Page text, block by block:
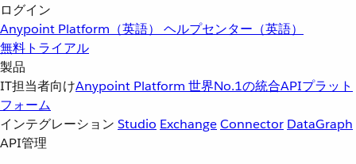
ログイン
Anypoint Platform（英語） ヘルプセンター（英語）
無料トライアル
製品
IT担当者向けAnypoint Platform 世界No.1の統合APIプラット
フォーム
インテグレーション Studio ExchangeConnector DataGraph
API管理